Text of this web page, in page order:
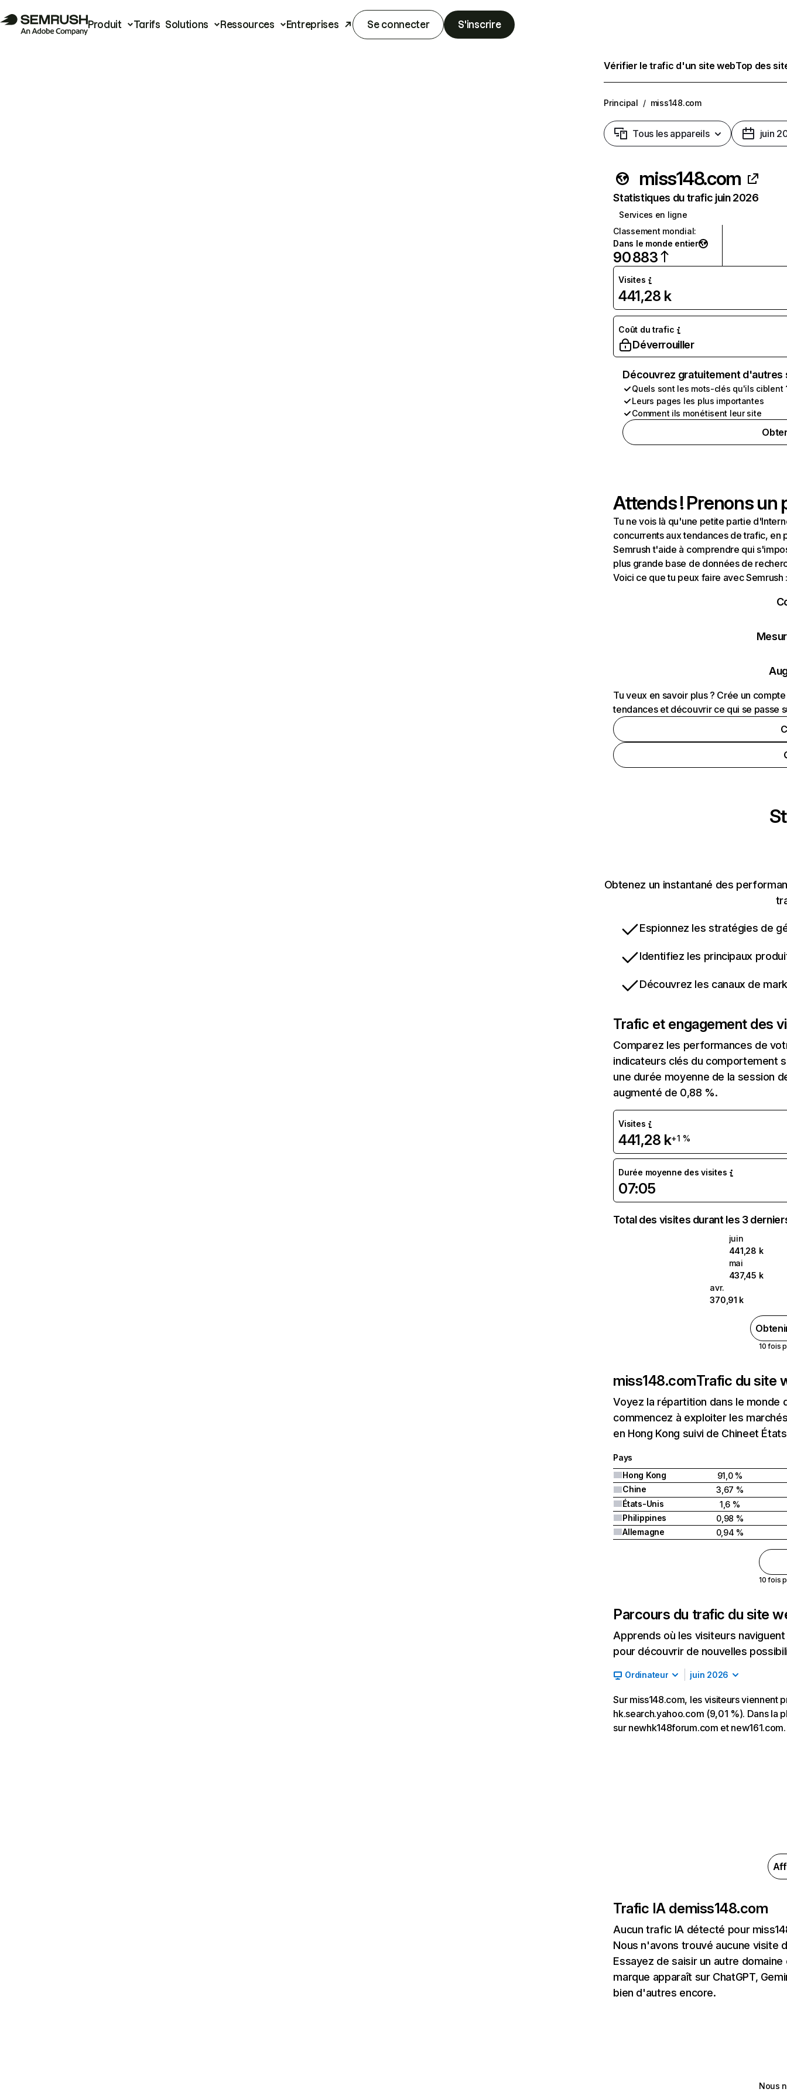
Produit Tarifs Solutions Ressources Entreprises Se connecter S'inscrire
Vérifier le trafic d'un site webTop des
Principal / miss148.com
Tous les appareils juin
miss148.com
Statistiques du trafic juin 2026
Services en ligne
Classement mondial:
Dans le monde entier
90 883
Visites
441,28 k
Coût du trafic
Déverrouiller
Découvrez gratuitement
Quels sont les mots-clés qu'ils ciblent
Leurs pages les plus importantes
Comment ils monétisent leur site
Attends ! Prenons un
Tu ne vois là qu'une petite partie
concurrents aux tendances de trafic, en
Semrush t'aide à comprendre qui
plus grande base de données de
Voici ce que tu peux faire avec Semrush
Tu veux en savoir plus ? Crée un
tendances et découvrir ce qui se passe
Obtenez un instantané des
Espionnez les stratégies de
Identifiez les principaux
Découvrez les canaux de
Trafic et engagement des
Comparez les performances de
indicateurs clés du comportement
une durée moyenne de la session
augmenté de 0,88 %.
Visites
441,28 k+1 %
Durée moyenne des visites
07:05
Total des visites durant les 3
juin
441,28 k
mai
437,45 k
avr.
370,91 k
10 fois
miss148.comTrafic du site
Voyez la répartition dans le
commencez à exploiter les
en Hong Kong suivi de Chineet
Pays
Hong Kong
91,0 %
Chine
3,67 %
États-Unis
1,6 %
Philippines
0,98 %
Allemagne
0,94 %
10 fois
Parcours du trafic du site
Apprends où les visiteurs
pour découvrir de nouvelles
Ordinateur juin 2026
Sur miss148.com, les visiteurs viennent
hk.search.yahoo.com (9,01 %). Dans la
sur newhk148forum.com et new161.com.
Trafic IA demiss148.com
Aucun trafic IA détecté pour
Nous n'avons trouvé aucune visite
Essayez de saisir un autre
marque apparaît sur ChatGPT,
bien d'autres encore.
Nous